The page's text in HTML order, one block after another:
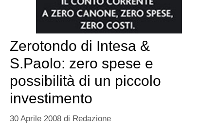
Zerotondo di Intesa &
S.Paolo: zero spese e
possibilità di un piccolo
investimento
30 Aprile 2008 di Redazione